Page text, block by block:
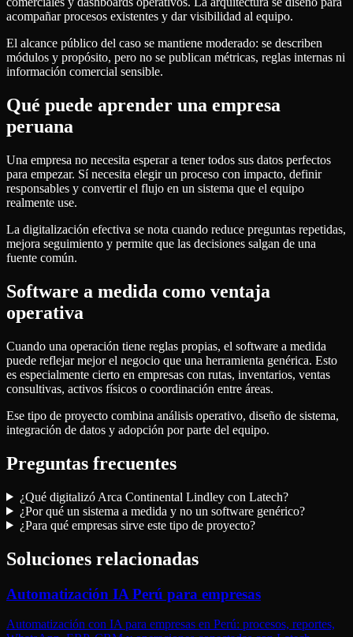
acompañar procesos existentes y dar visibilidad al equipo.
El alcance público del caso se mantiene moderado: se describen
módulos y propósito, pero no se publican métricas, reglas internas ni
información comercial sensible.
Qué puede aprender una empresa
peruana
Una empresa no necesita esperar a tener todos sus datos perfectos
para empezar. Sí necesita elegir un proceso con impacto, definir
responsables y convertir el flujo en un sistema que el equipo
realmente use.
La digitalización efectiva se nota cuando reduce preguntas repetidas,
mejora seguimiento y permite que las decisiones salgan de una
fuente común.
Software a medida como ventaja
operativa
Cuando una operación tiene reglas propias, el software a medida
puede reflejar mejor el negocio que una herramienta genérica. Esto
es especialmente cierto en empresas con rutas, inventarios, ventas
consultivas, activos físicos o coordinación entre áreas.
Ese tipo de proyecto combina análisis operativo, diseño de sistema,
integración de datos y adopción por parte del equipo.
Preguntas frecuentes
¿Qué digitalizó Arca Continental Lindley con Latech?
¿Por qué un sistema a medida y no un software genérico?
¿Para qué empresas sirve este tipo de proyecto?
Soluciones relacionadas
Automatización IA Perú para empresas
Automatización con IA para empresas en Perú: procesos, reportes,